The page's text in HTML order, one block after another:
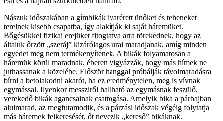
Nászuk időszakában a gímbikák ivarérett ünőket és teheneket
terelnek kisebb csapatba, így alakítják ki saját háremüket.
Bőgésükkel fizikai erejüket fitogtatva arra törekednek, hogy az
általuk őrzött „szeráj” kizárólagos urai maradjanak, amíg minden
egyedet meg nem termékenyítenek. A bikák folyamatosan a
háremük körül maradnak, éberen vigyázzák, hogy más hímek ne
juthassanak a közelébe. Először hanggal próbálják távolmaradásra
bírni a betolakodni akarót, ha ez eredménytelen, meg is vívnak
egymással. Ilyenkor messziről hallható az egymásnak feszülő,
verekedő bikák agancsainak csattogása. Amelyik bika a párbajban
alulmarad, az megfutamodik, és a párzási időszak végéig folytatja
más háremek felkeresését, őt nevezik „kereső” bikáknak.